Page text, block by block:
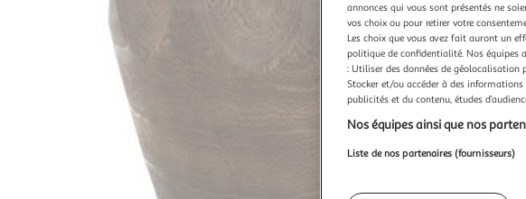
annonces qui vous sont présentés ne
vos choix ou pour retirer votre
Les choix que vous avez fait auront un
politique de confidentialité. Nos équipes
: Utiliser des données de géolocalisation
Stocker et/ou accéder à des
publicités et du contenu, études
Nos équipes ainsi que nos
Liste de nos partenaires (fournisseurs)